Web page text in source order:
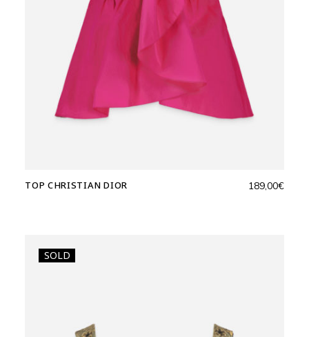
TOP CHRISTIAN DIOR 189,00€
SOLD